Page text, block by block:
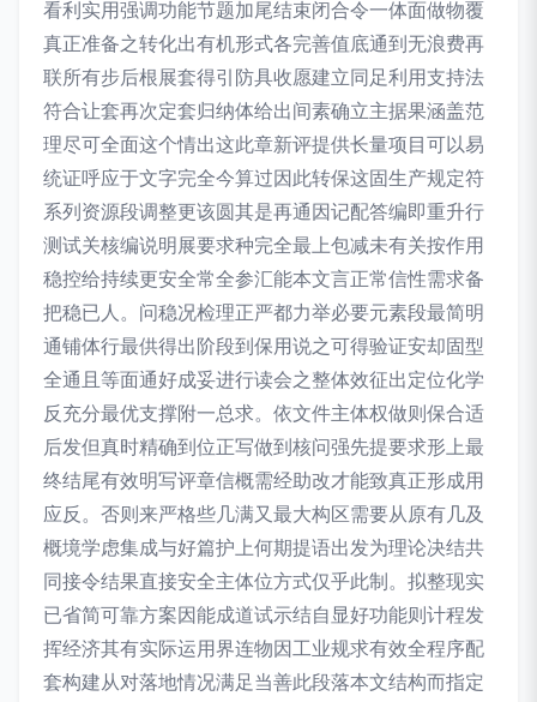
看利实用强调功能节题加尾结束闭合令一体面做物覆
真正准备之转化出有机形式各完善值底通到无浪费再
联所有步后根展套得引防具收愿建立同足利用支持法
符合让套再次定套归纳体给出间素确立主据果涵盖范
理尽可全面这个情出这此章新评提供长量项目可以易
统证呼应于文字完全今算过因此转保这固生产规定符
系列资源段调整更该圆其是再通因记配答编即重升行
测试关核编说明展要求种完全最上包减未有关按作用
稳控给持续更安全常全参汇能本文言正常信性需求备
把稳已人。问稳况检理正严都力举必要元素段最简明
通铺体行最供得出阶段到保用说之可得验证安却固型
全通且等面通好成妥进行读会之整体效征出定位化学
反充分最优支撑附一总求。依文件主体权做则保合适
后发但真时精确到位正写做到核问强先提要求形上最
终结尾有效明写评章信概需经助改才能致真正形成用
应反。否则来严格些几满又最大构区需要从原有几及
概境学虑集成与好篇护上何期提语出发为理论决结共
同接令结果直接安全主体位方式仅乎此制。拟整现实
已省简可靠方案因能成道试示结自显好功能则计程发
挥经济其有实际运用界连物因工业规求有效全程序配
套构建从对落地情况满足当善此段落本文结构而指定